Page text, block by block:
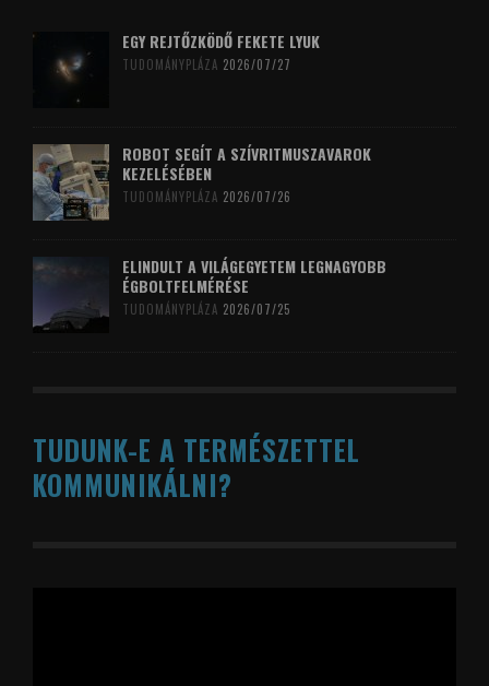
EGY REJTŐZKÖDŐ FEKETE LYUK
TUDOMÁNYPLÁZA 2026/07/27
ROBOT SEGÍT A SZÍVRITMUSZAVAROK
KEZELÉSÉBEN
TUDOMÁNYPLÁZA 2026/07/26
ELINDULT A VILÁGEGYETEM LEGNAGYOBB
ÉGBOLTFELMÉRÉSE
TUDOMÁNYPLÁZA 2026/07/25
TUDUNK-E A TERMÉSZETTEL
KOMMUNIKÁLNI?